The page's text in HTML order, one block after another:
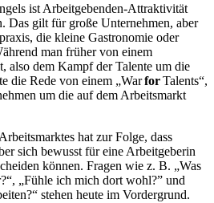
ist Arbeitgebenden-Attraktivität
Das gilt für große Unternehmen, aber
die kleine Gastronomie oder
man früher von einem
also dem Kampf der Talente um die
die Rede von einem „WarforTalents“,
um die auf dem Arbeitsmarkt
hat zur Folge, dass
sich bewusst für eine Arbeitgeberin
können. Fragen wie z. B. „Was
„Fühle ich mich dort wohl?” und
stehen heute im Vordergrund.